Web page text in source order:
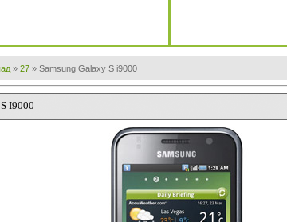
» 27 » Samsung Galaxy S i9000
I9000